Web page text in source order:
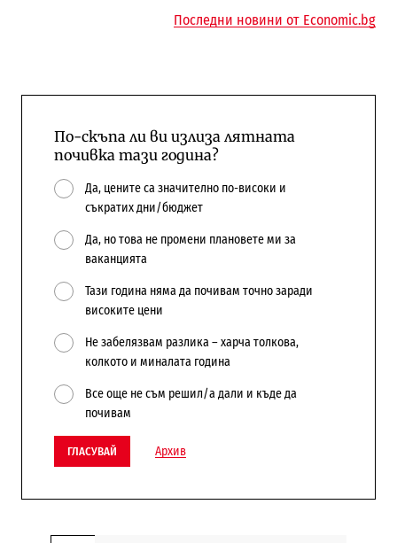
Последни новини от Economic.bg
По-скъпа ли ви излиза лятната
почивка тази година?
Да, цените са значително по-високи и
съкратих дни/бюджет
Да, но това не промени плановете ми за
ваканцията
Тази година няма да почивам точно заради
високите цени
Не забелязвам разлика – харча толкова,
колкото и миналата година
Все още не съм решил/а дали и къде да
почивам
ГЛАСУВАЙ Архив